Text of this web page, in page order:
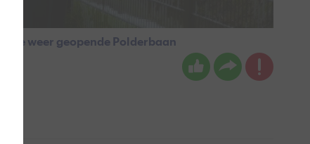
de weer geopende Polderbaan